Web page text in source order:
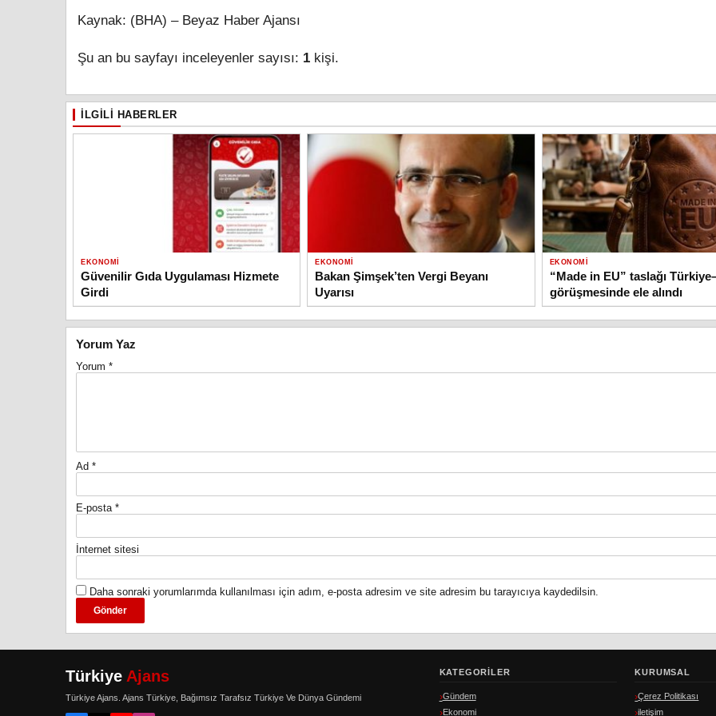
Kaynak: (BHA) – Beyaz Haber Ajansı
Şu an bu sayfayı inceleyenler sayısı: 1 kişi.
İLGILI HABERLER
EKONOMI
Güvenilir Gıda Uygulaması Hizmete
Girdi
EKONOMI
Bakan Şimşek’ten Vergi Beyanı
Uyarısı
EKONOMI
“Made in EU” taslağı
görüşmesinde ele alındı
Yorum Yaz
Yorum *
Ad *
E-posta *
İnternet sitesi
Daha sonraki yorumlarımda kullanılması için adım, e-posta adresim ve site adresim bu tarayıcıya kaydedilsin.
Türkiye Ajans
Türkiye Ajans. Ajans Türkiye, Bağımsız Tarafsız Türkiye Ve Dünya Gündemi
KATEGORILER
Gündem
Ekonomi
KURUMSAL
Çerez Politikası
iletişim